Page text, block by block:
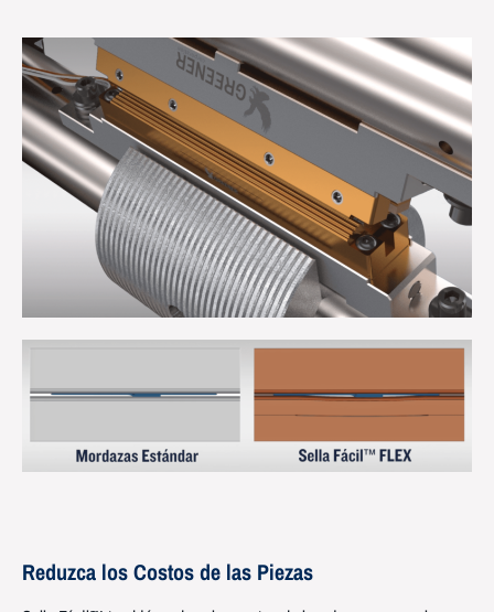
Reduzca los Costos de las Piezas